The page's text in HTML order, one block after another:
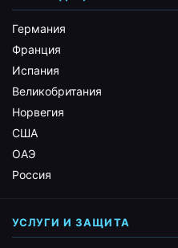
Германия
Франция
Испания
Великобритания
Норвегия
США
ОАЭ
Россия
УСЛУГИ И ЗАЩИТА